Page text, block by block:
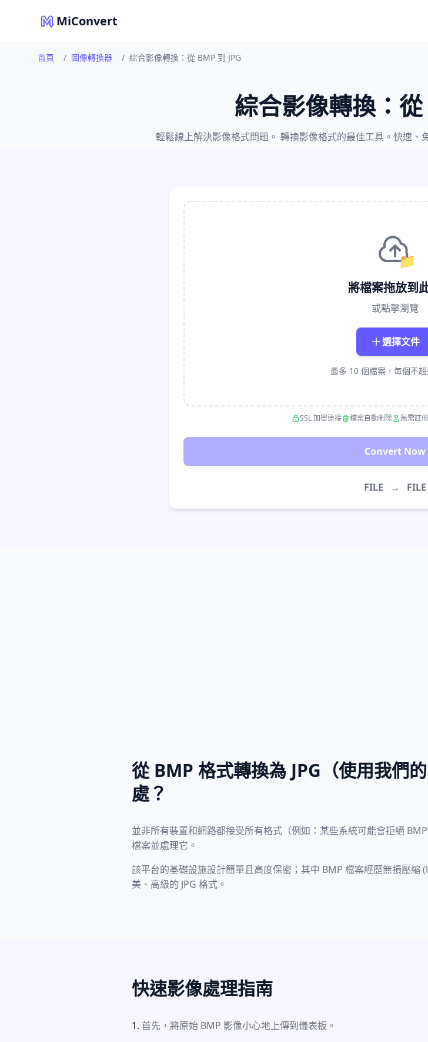
MiConvert
首頁 / 圖像轉換器 / 綜合影像轉換：從 BMP 到 JPG
綜合影像轉換：從
輕鬆線上解決影像格式問題。 轉換影像格式的最佳工具。快速
📁
將檔案拖放到
或點擊瀏覽
選擇文件
最多 10 個檔案，每個不
SSL 加密連接 檔案自動刪除 無需註
Convert Now
FILE → FILE
從 BMP 格式轉換為 JPG（使用我們
處？
並非所有裝置和網路都接受所有格式（例如：某些系統可能會拒絕
檔案並處理它。
該平台的基礎設施設計簡單且高度保密；其中 BMP 檔案經歷無損壓
美、高級的 JPG 格式。
快速影像處理指南
首先，將原始 BMP 影像小心地上傳到儀表板。